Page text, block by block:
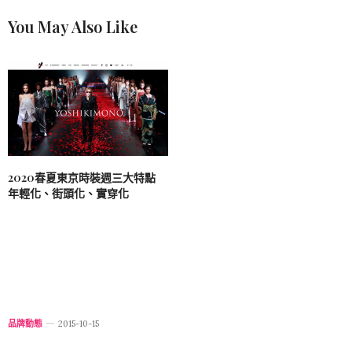
You May Also Like
2020春夏東京時裝週三大特點
年輕化、街頭化、實穿化
品牌動態 2015-10-15